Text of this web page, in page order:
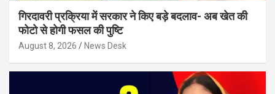
गिरदावरी प्रक्रिया में सरकार ने किए बड़े बदलाव- अब खेत की
फोटो से होगी फसल की पुष्टि
August 8, 2026 News Desk